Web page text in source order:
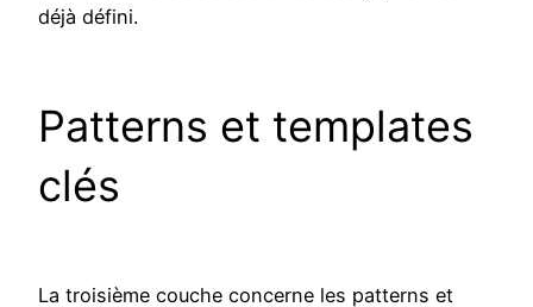
déjà défini.
Patterns et templates
clés
La troisième couche concerne les patterns et